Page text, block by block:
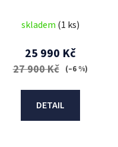
skladem (1 ks)
25 990 Kč
27 900 Kč (–6 %)
DETAIL